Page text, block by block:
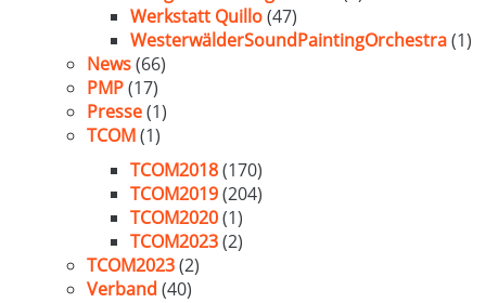
Werkstatt Quillo(47)
WesterwälderSoundPaintingOrchestra(1)
News(66)
PMP(17)
Presse(1)
TCOM(1)
TCOM2018(170)
TCOM2019(204)
TCOM2020(1)
TCOM2023(2)
TCOM2023(2)
Verband (40)